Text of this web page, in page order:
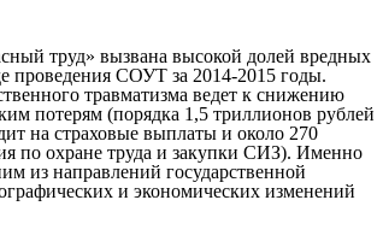
труд» вызвана высокой долей вредных
проведения СОУТ за 2014-2015 годы.
травматизма ведет к снижению
потерям (порядка 1,5 триллионов рублей
на страховые выплаты и около 270
по охране труда и закупки СИЗ). Именно
из направлений государственной
и экономических изменений